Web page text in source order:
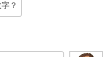
？